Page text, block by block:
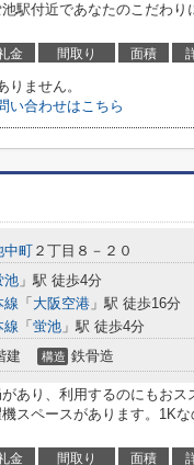
駅付近であなたのこだわ
金 間取り 面積
りません。
い合わせはこちら
中町 ２丁目８－２０
池 」駅 徒歩4分
線 「 大阪空港 」駅 徒歩16分
線 「 蛍池 」駅 徒歩4分
建 構造 鉄骨造
あり、利用するのにもおス
スペースがあります。1K
金 間取り 面積